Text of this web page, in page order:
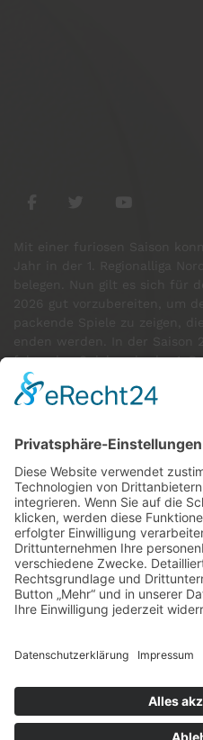
Mit einer furiosen Saison
Jahr in der 1. Regionalliga
packende Spiele zu zeigen,
folgenden Spielern in der 1.
gehen:
GÄSTE ONLINE
Aktuell:12 Gäste
Rekord: 922 Gäste am 30. Mai
LETZTEMATCHES
DBV CHARLOTTENBURG 79 60
Impressum Datenschutz